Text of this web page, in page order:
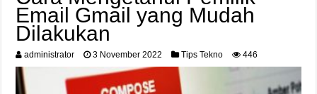
Email Gmail yang Mudah
Dilakukan
administrator 3 November 2022 Tips Tekno 446